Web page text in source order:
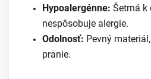
Hypoalergénne: Šetrná k
nespôsobuje alergie.
Odolnosť: Pevný
pranie.